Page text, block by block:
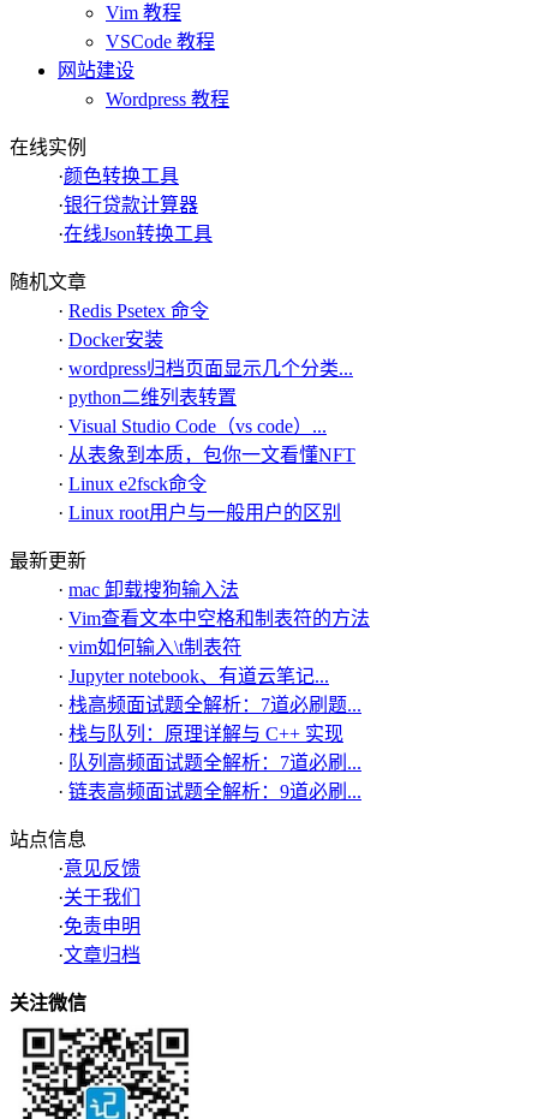
Vim 教程
VSCode 教程
网站建设
Wordpress 教程
在线实例
·颜色转换工具
·银行贷款计算器
·在线Json转换工具
随机文章
· Redis Psetex 命令
· Docker安装
· wordpress归档页面显示几个分类...
· python二维列表转置
· Visual Studio Code（vs code）...
· 从表象到本质，包你一文看懂NFT
· Linux e2fsck命令
· Linux root用户与一般用户的区别
最新更新
· mac 卸载搜狗输入法
· Vim查看文本中空格和制表符的方法
· vim如何输入\t制表符
· Jupyter notebook、有道云笔记...
· 栈高频面试题全解析：7道必刷题...
· 栈与队列：原理详解与 C++ 实现
· 队列高频面试题全解析：7道必刷...
· 链表高频面试题全解析：9道必刷...
站点信息
·意见反馈
·关于我们
·免责申明
·文章归档
关注微信